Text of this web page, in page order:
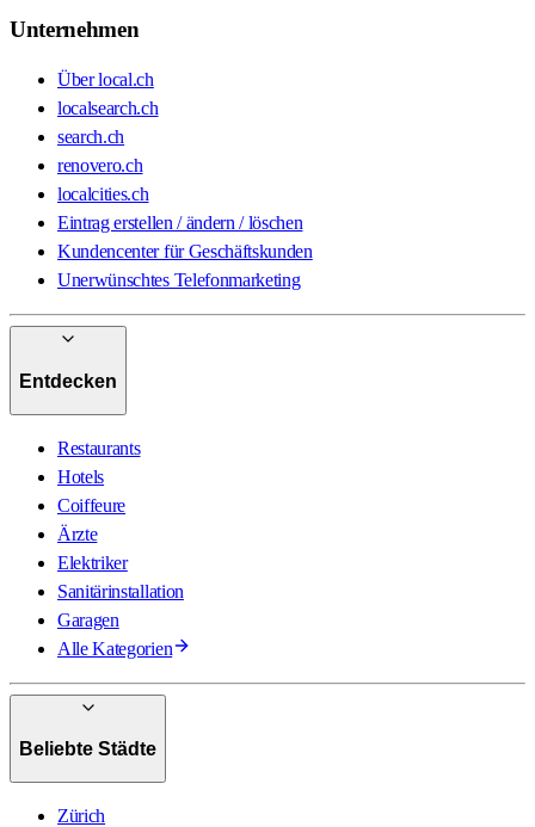
Unternehmen
Über local.ch
localsearch.ch
search.ch
renovero.ch
localcities.ch
Eintrag erstellen / ändern / löschen
Kundencenter für Geschäftskunden
Unerwünschtes Telefonmarketing
Entdecken
Restaurants
Hotels
Coiffeure
Ärzte
Elektriker
Sanitärinstallation
Garagen
Alle Kategorien
Beliebte Städte
Zürich